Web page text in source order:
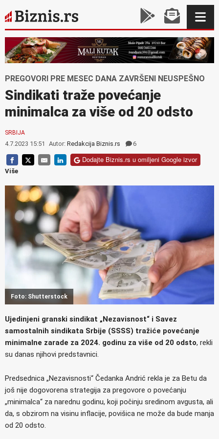
PREGOVORI PRE MESEC DANA ZAVRŠENI NEUSPEŠNO
Sindikati traže povećanje
minimalca za više od 20 odsto
SRBIJA
4.7.2023 15:51 Autor: Redakcija Biznis.rs 6
Dodajte Biznis.rs u omiljeni Google izvor
Više
Foto: Shutterstock
Ujedinjeni granski sindikat „Nezavisnost“ i Savez
samostalnih sindikata Srbije (SSSS) tražiće povećanje
minimalne zarade za 2024. godinu za više od 20 odsto, rekli
su danas njihovi predstavnici.
Predsednica „Nezavisnosti“ Čedanka Andrić rekla je za Betu da
još nije dogovorena strategija za pregovore o povećanju
„minimalca“ za narednu godinu, koji počinju sredinom avgusta, ali
da, s obzirom na visinu inflacije, povišica ne može da bude manja
od 20 odsto.